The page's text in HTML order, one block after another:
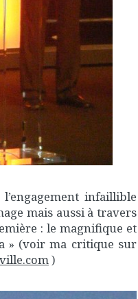
infaillible
mais aussi à travers
: le magnifique et
» (voir ma critique sur
)